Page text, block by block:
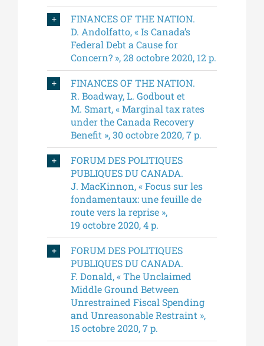
FINANCES OF THE NATION.
D. Andolfatto, « Is Canada’s
Federal Debt a Cause for
Concern? », 28 octobre 2020, 12 p.
FINANCES OF THE NATION.
R. Boadway, L. Godbout et
M. Smart, « Marginal tax rates
under the Canada Recovery
Benefit », 30 octobre 2020, 7 p.
FORUM DES POLITIQUES
PUBLIQUES DU CANADA.
J. MacKinnon, « Focus sur les
fondamentaux: une feuille de
route vers la reprise »,
19 octobre 2020, 4 p.
FORUM DES POLITIQUES
PUBLIQUES DU CANADA.
F. Donald, « The Unclaimed
Middle Ground Between
Unrestrained Fiscal Spending
and Unreasonable Restraint »,
15 octobre 2020, 7 p.